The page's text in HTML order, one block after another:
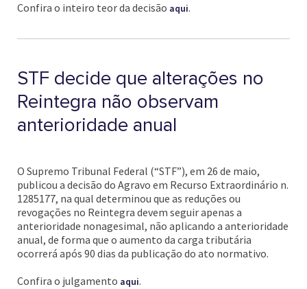
Confira o inteiro teor da decisão aqui.
STF decide que alterações no
Reintegra não observam
anterioridade anual
O Supremo Tribunal Federal (“STF”), em 26 de maio,
publicou a decisão do Agravo em Recurso Extraordinário n.
1285177, na qual determinou que as reduções ou
revogações no Reintegra devem seguir apenas a
anterioridade nonagesimal, não aplicando a anterioridade
anual, de forma que o aumento da carga tributária
ocorrerá após 90 dias da publicação do ato normativo.
Confira o julgamento aqui.